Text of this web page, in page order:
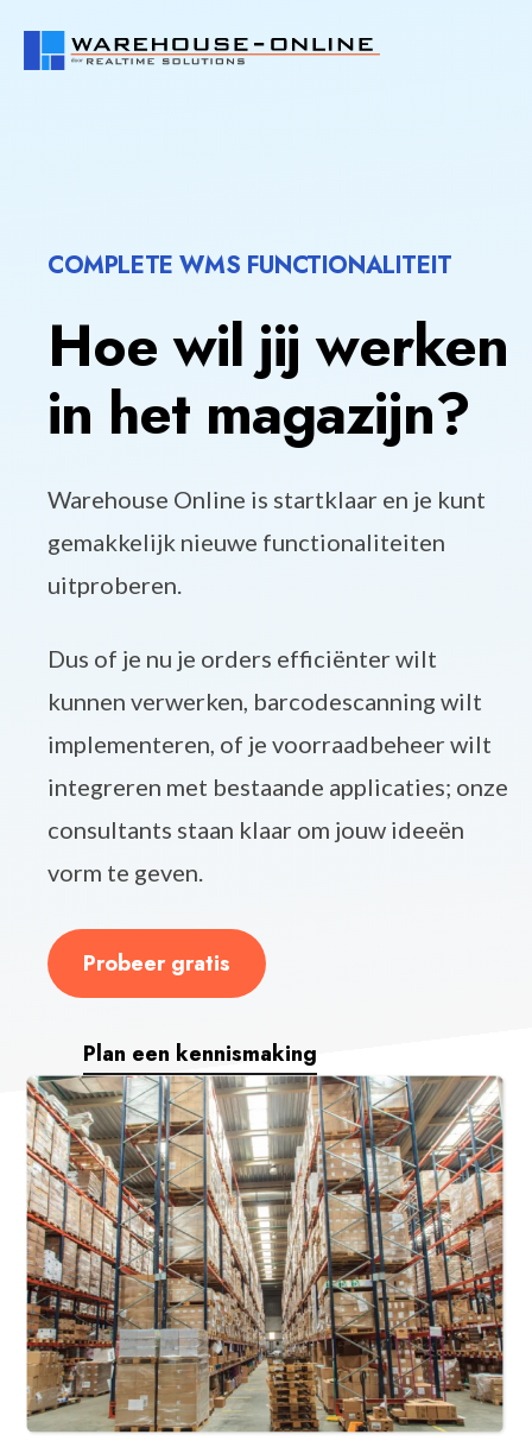
COMPLETE WMS FUNCTIONALITEIT
Hoe wil jij werken
in het magazijn?
Warehouse Online is startklaar en je kunt
gemakkelijk nieuwe functionaliteiten
uitproberen.
Dus of je nu je orders efficiënter wilt
kunnen verwerken, barcodescanning wilt
implementeren, of je voorraadbeheer wilt
integreren met bestaande applicaties; onze
consultants staan klaar om jouw ideeën
vorm te geven.
Probeer gratis
Plan een kennismaking